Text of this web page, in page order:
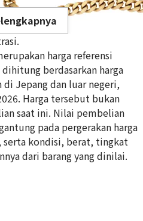
harga referensi
berdasarkan harga
Jepang dan luar negeri,
Harga tersebut bukan
saat ini. Nilai pembelian
pada pergerakan harga
serta kondisi, berat, tingkat
dari barang yang dinilai.